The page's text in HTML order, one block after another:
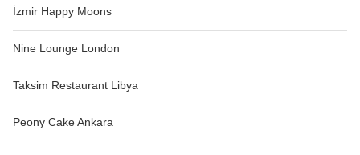
İzmir Happy Moons
Nine Lounge London
Taksim Restaurant Libya
Peony Cake Ankara